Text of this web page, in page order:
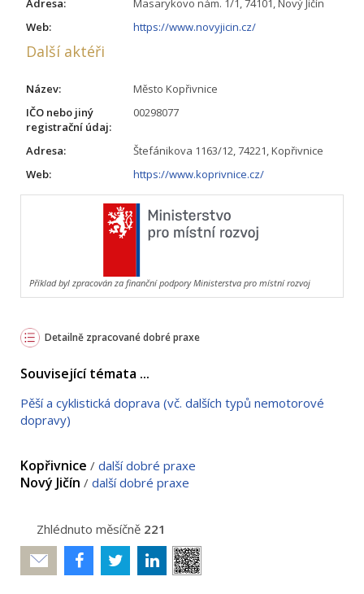
Adresa:
Masarykovo nám. 1/1, 74101, Nový Jičín
Web:
https://www.novyjicin.cz/
Další aktéři
Název:
Město Kopřivnice
IČO nebo jiný
registrační údaj:
00298077
Adresa:
Štefánikova 1163/12, 74221, Kopřivnice
Web:
https://www.koprivnice.cz/
Příklad byl zpracován za finanční podpory Ministerstva pro místní rozvoj
Detailně zpracované dobré praxe
Související témata ...
Pěší a cyklistická doprava (vč. dalších typů nemotorové
dopravy)
Kopřivnice / další dobré praxe
Nový Jičín / další dobré praxe
Zhlédnuto měsíčně 221
Poslat